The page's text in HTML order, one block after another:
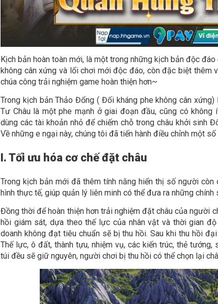
Kịch bản hoàn toàn mới, là một trong những kịch bản độc
không cân xứng và lối chơi mới độc đáo, còn đặc biệt
chúa công trải nghiệm game hoàn thiện hơn~
Trong kịch bản Thảo Đổng ( Đối kháng phe không cân
Tư Châu là một phe mạnh ở giai đoạn đầu, cũng có
dùng các tài khoản nhỏ để chiếm chỗ trong châu khởi sinh
Về những e ngại này, chúng tôi đã tiến hành điều chỉnh một
I. Tối ưu hóa cơ chế đặt châu
Trong kịch bản mới đã thêm tính năng hiển thị số người
hình thực tế, giúp quản lý liên minh có thể đưa ra những chính
Đồng thời để hoàn thiện hơn trải nghiệm đặt châu của người
hồi giám sát, dựa theo thế lực của nhân vật và thời gian
doanh không đạt tiêu chuẩn sẽ bị thu hồi. Sau khi thu hồi
Thế lực, ô đất, thành tựu, nhiệm vụ, các kiến trúc, thẻ
túi đều sẽ giữ nguyên, người chơi bị thu hồi có thể chọn lại